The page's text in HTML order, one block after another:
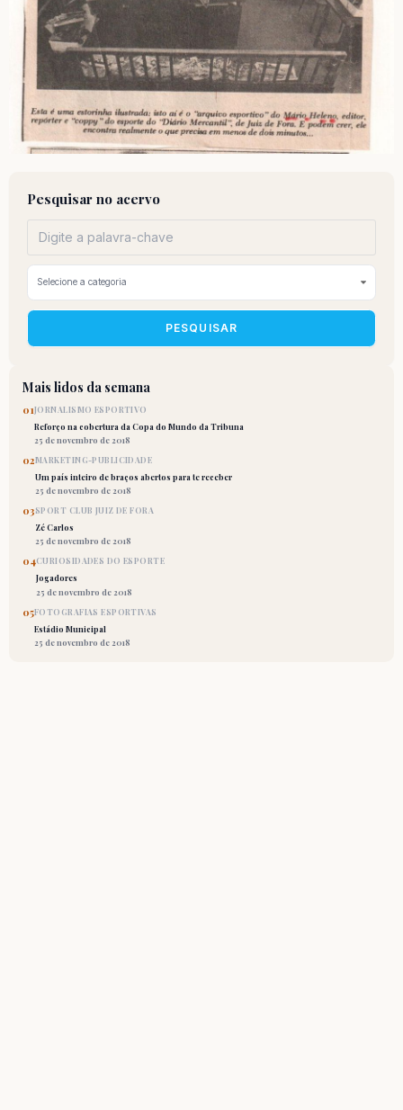
Pesquisar no acervo
PESQUISAR
Mais lidos da semana
01JORNALISMO ESPORTIVO
Reforço na cobertura da Copa do Mundo da Tribuna
25 de novembro de 2018
02MARKETING-PUBLICIDADE
Um país inteiro de braços abertos para te receber
25 de novembro de 2018
03SPORT CLUB JUIZ DE FORA
Zé Carlos
25 de novembro de 2018
04CURIOSIDADES DO ESPORTE
Jogadores
25 de novembro de 2018
05FOTOGRAFIAS ESPORTIVAS
Estádio Municipal
25 de novembro de 2018